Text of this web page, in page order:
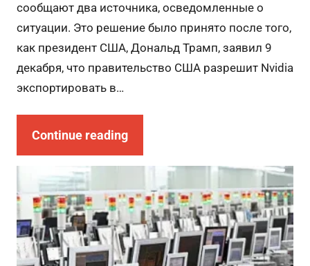
сообщают два источника, осведомленные о
ситуации. Это решение было принято после того,
как президент США, Дональд Трамп, заявил 9
декабря, что правительство США разрешит Nvidia
экспортировать в…
Continue reading